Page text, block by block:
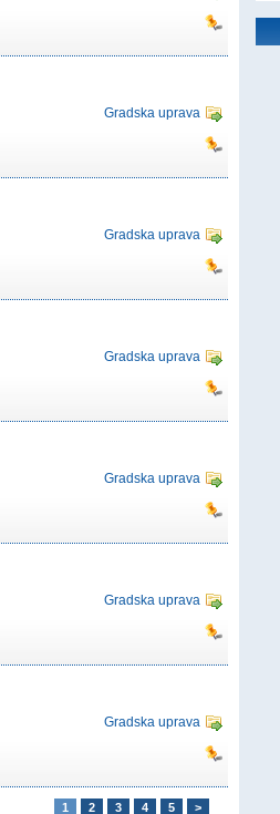
Gradska uprava
Gradska uprava
Gradska uprava
Gradska uprava
Gradska uprava
Gradska uprava
1 2 3 4 5 >